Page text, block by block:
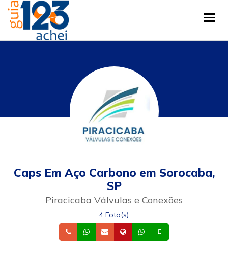
Caps Em Aço Carbono em Sorocaba,
SP
Piracicaba Válvulas e Conexões
4 Foto(s)
TelefoneWhatsapp
Email Site Whatsapp